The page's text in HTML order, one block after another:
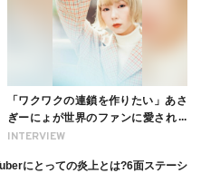
INTERVIEW
「ワクワクの連鎖を作りたい」あさ
ぎーにょが世界のファンに愛される
理由【インタビュー】
にとっての炎上とは?6面ステーシ